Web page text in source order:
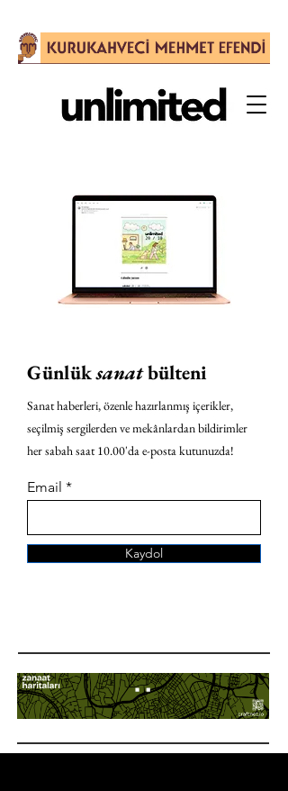
Günlüksanatbülteni
Sanat haberleri, özenle hazırlanmış içerikler,
seçilmiş sergilerden ve mekânlardan bildirimler
her sabah saat 10.00'da e-posta kutunuzda!
Email
Kaydol